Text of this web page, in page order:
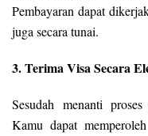
Pembayaran dapat
juga secara tunai.
3. Terima Visa Secara
Sesudah menanti
Kamu dapat